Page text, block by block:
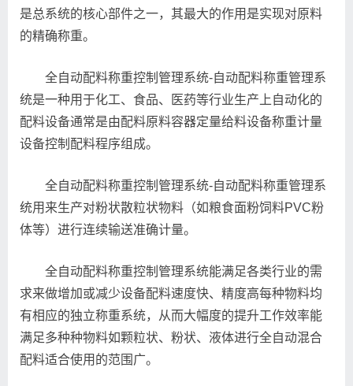
是总系统的核心部件之一，其最大的作用是实现对原料
的精确称重。
全自动配料称重控制管理系统-自动配料称重管理系
统是一种用于化工、食品、医药等行业生产上自动化的
配料设备通常是由配料原料容器定量给料设备称重计量
设备控制配料程序组成。
全自动配料称重控制管理系统-自动配料称重管理系
统用来生产对粉状散粒状物料（如粮食面粉饲料PVC粉
体等）进行连续输送准确计量。
全自动配料称重控制管理系统能满足各类行业的需
求来做增加或减少设备配料速度快、精度高每种物料均
有相应的独立称重系统，从而大幅度的提升工作效率能
满足多种种物料如颗粒状、粉状、液体进行全自动混合
配料适合使用的范围广。